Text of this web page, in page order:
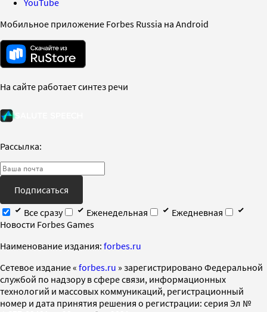
YouTube
Мобильное приложение Forbes Russia на Android
На сайте работает синтез речи
Рассылка:
Подписаться
Все сразу
Еженедельная
Ежедневная
Новости Forbes Games
Наименование издания: forbes.ru
Cетевое издание « forbes.ru » зарегистрировано Федеральной
службой по надзору в сфере связи, информационных
технологий и массовых коммуникаций, регистрационный
номер и дата принятия решения о регистрации: серия Эл №